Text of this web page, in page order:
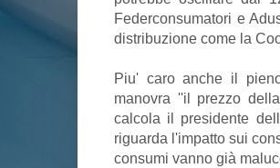
Federconsumatori e
distribuzione come la
Piu' caro anche il
manovra ''il prezzo
calcola il presidente
riguarda l'impatto sui
consumi vanno già